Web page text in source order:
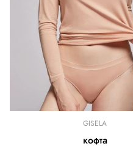
GISELA
кофта